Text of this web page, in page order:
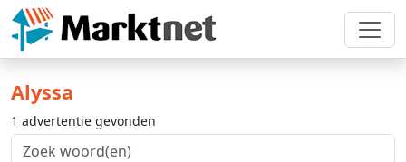
Alyssa
1 advertentie gevonden